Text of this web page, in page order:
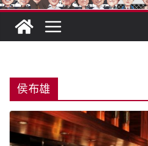
侯布雄